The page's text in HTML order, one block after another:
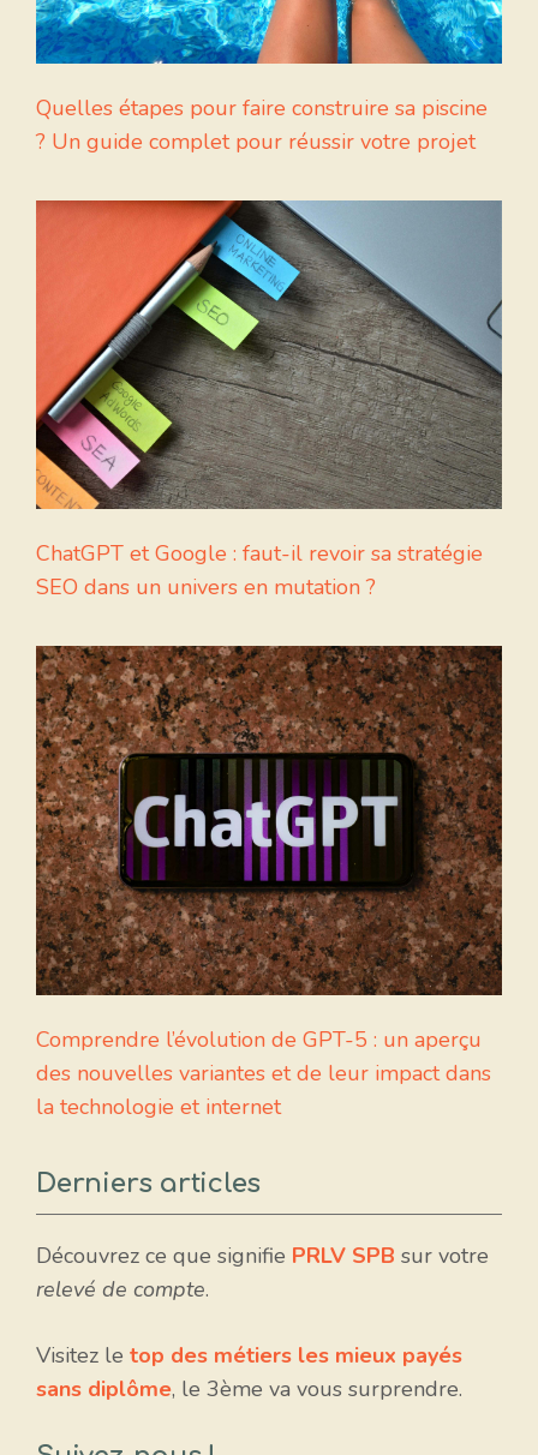
Quelles étapes pour faire construire sa piscine
? Un guide complet pour réussir votre projet
ChatGPT et Google : faut-il revoir sa stratégie
SEO dans un univers en mutation ?
Comprendre l’évolution de GPT-5 : un aperçu
des nouvelles variantes et de leur impact dans
la technologie et internet
Derniers articles
Découvrez ce que signifie PRLV SPB sur votre
relevé de compte.
Visitez le top des métiers les mieux payés
sans diplôme, le 3ème va vous surprendre.